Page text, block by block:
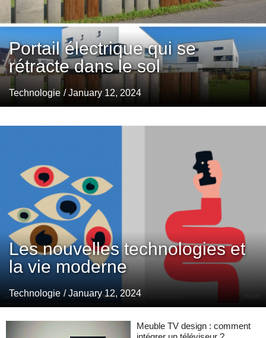
Portail électrique qui se
rétracte dans le sol
Technologie / January 12, 2024
Les nouvelles technologies et
la vie moderne
Technologie / January 12, 2024
Meuble TV design : comment